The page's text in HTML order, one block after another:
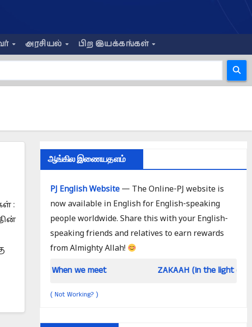
அரசியல் பிற இயக்கங்கள்
:
ஆங்கில இணையதளம்
PJ English Website— The Online-PJ website is
now available in English for English-speaking
people worldwide. Share this with your English-
speaking friends and relatives to earn rewards
from Almighty Allah!
When we meet ZAKAAH (In the light of Qur an and
( Not Working? )